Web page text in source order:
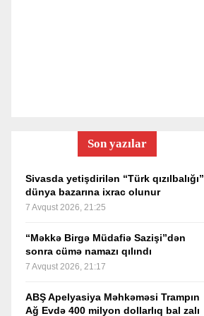
Son yazılar
Sivasda yetişdirilən “Türk qızılbalığı”
dünya bazarına ixrac olunur
7 Avqust 2026, 21:25
“Məkkə Birgə Müdafiə Sazişi”dən
sonra cümə namazı qılındı
7 Avqust 2026, 21:17
ABŞ Apelyasiya Məhkəməsi Trampın
Ağ Evdə 400 milyon dollarlıq bal zalı